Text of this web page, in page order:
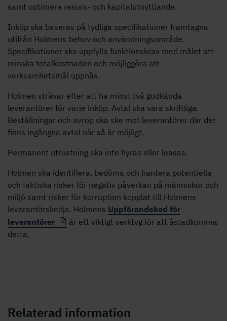
samt optimera resurs- och kapitalutnyttjande.
Inköp ska baseras på tydliga specifikationer framtagna
utifrån Holmens behov och användningsområde.
Specifikationer ska uppfylla funktionskrav med målet att
minska totalkostnaden och möjliggöra att
verksamhetsmål uppnås.
Holmen strävar efter att ha minst två godkända
leverantörer för varje inköp. Avtal ska vara skriftliga.
Beställningar och avrop ska ske mot leverantörer där det
finns ingångna avtal när så är möjligt.
Permanent utrustning ska inte hyras eller leasas.
Holmen ska identifiera, bedöma och hantera potentiella
och faktiska risker för negativ påverkan på människor och
miljö samt risker för korruption kopplat till Holmens
leverantörskedja. Holmens Uppförandekod för
leverantörer
är ett viktigt verktyg för att åstadkomma
detta.
Relaterad information